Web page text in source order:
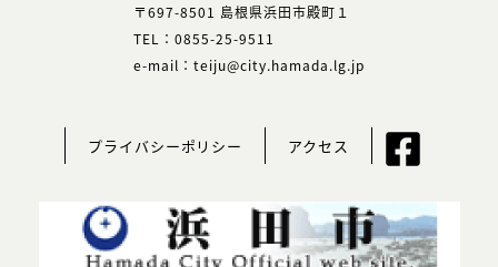
〒697-8501 島根県浜田市殿町１
TEL：0855-25-9511
e-mail：teiju@city.hamada.lg.jp
プライバシーポリシー アクセス